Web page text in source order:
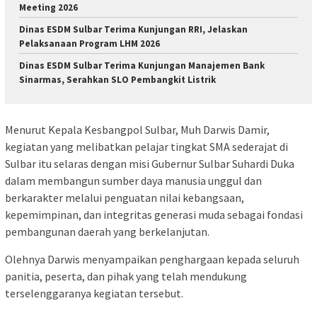
Meeting 2026
Dinas ESDM Sulbar Terima Kunjungan RRI, Jelaskan
Pelaksanaan Program LHM 2026
Dinas ESDM Sulbar Terima Kunjungan Manajemen Bank
Sinarmas, Serahkan SLO Pembangkit Listrik
Menurut Kepala Kesbangpol Sulbar, Muh Darwis Damir,
kegiatan yang melibatkan pelajar tingkat SMA sederajat di
Sulbar itu selaras dengan misi Gubernur Sulbar Suhardi Duka
dalam membangun sumber daya manusia unggul dan
berkarakter melalui penguatan nilai kebangsaan,
kepemimpinan, dan integritas generasi muda sebagai fondasi
pembangunan daerah yang berkelanjutan.
Olehnya Darwis menyampaikan penghargaan kepada seluruh
panitia, peserta, dan pihak yang telah mendukung
terselenggaranya kegiatan tersebut.